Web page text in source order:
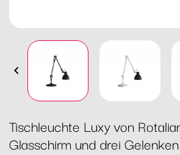

Tischleuchte Luxy von
Glasschirm und drei Gelenken